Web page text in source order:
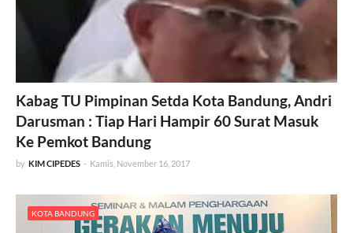
Kabag TU Pimpinan Setda Kota Bandung, Andri
Darusman : Tiap Hari Hampir 60 Surat Masuk
Ke Pemkot Bandung
by KIM CIPEDES - Kamis, November 16, 2017
KOTA BANDUNG